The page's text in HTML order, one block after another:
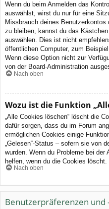
Wenn du beim Anmelden das
auswählst, wirst du nur für eine
Missbrauch deines
zu bleiben, kannst du das Kästchen
auswählen. Dies ist nicht
öffentlichen Computer, zum
Wenn diese Option nicht zur
von der Board-Administration
Nach oben
Wozu ist die Funktion
„Alle Cookies löschen“ löscht die
dafür sorgen, dass du im Forum
ermöglichen Cookies einige
„Gelesen“-Status – sofern sie von
wurden. Wenn du Probleme bei der
helfen, wenn du die Cookies löscht.
Nach oben
Benutzerpräferenzen und